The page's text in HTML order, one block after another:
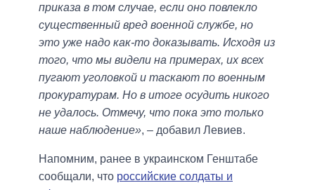
приказа в том случае, если оно повлекло
существенный вред военной службе, но
это уже надо как-то доказывать. Исходя из
того, что мы видели на примерах, их всех
пугают уголовкой и таскают по военным
прокуратурам. Но в итоге осудить никого
не удалось. Отмечу, что пока это только
наше наблюдение», – добавил Левиев.
Напомним, ранее в украинском Генштабе
сообщали, что российские солдаты и